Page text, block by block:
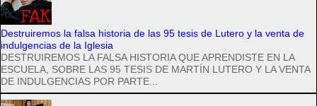
Destruiremos la falsa historia de las 95 tesis de Lutero y la venta de
indulgencias de la Iglesia
DESTRUIREMOS LA FALSA HISTORIA QUE APRENDISTE EN LA
ESCUELA, SOBRE LAS 95 TESIS DE MARTÍN LUTERO Y LA VENTA
DE INDULGENCIAS POR PARTE...